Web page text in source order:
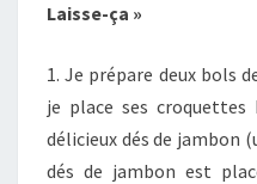
Laisse-ça »
1. Je prépare deux bols
je place ses croquettes
délicieux dés de jambon
dés de jambon est